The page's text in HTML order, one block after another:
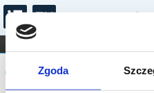
Zgoda
FILHARMONIA OPERA I
DLA DZIECI
Komunikat